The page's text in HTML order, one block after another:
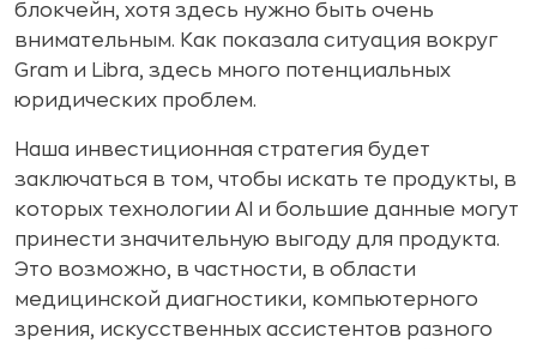
блокчейн, хотя здесь нужно быть очень
внимательным. Как показала ситуация вокруг
Gram и Libra, здесь много потенциальных
юридических проблем.
Наша инвестиционная стратегия будет
заключаться в том, чтобы искать те продукты, в
которых технологии AI и большие данные могут
принести значительную выгоду для продукта.
Это возможно, в частности, в области
медицинской диагностики, компьютерного
зрения, искусственных ассистентов разного